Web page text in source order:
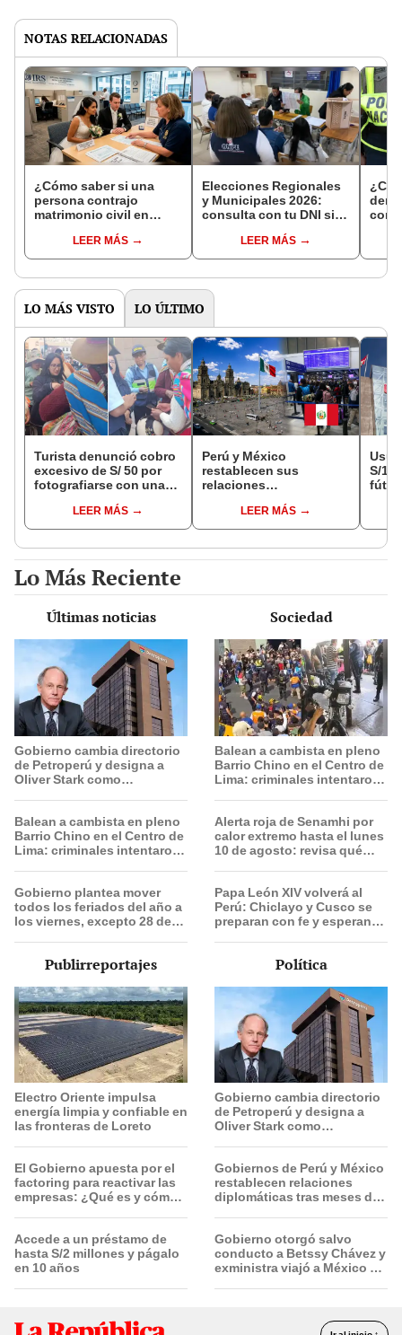
NOTAS RELACIONADAS
¿Cómo saber si una
persona contrajo
matrimonio civil en
LEER MÁS
Elecciones Regionales
y Municipales 2026:
consulta con tu DNI si
de mesa para este 4 de
octubre en el link oficial
LEER MÁS
con
LO MÁS VISTO LO ÚLTIMO
Turista denunció cobro
excesivo de S/ 50 por
fotografiarse con una
Serenazgo recuperó el
dinero
LEER MÁS
Perú y México
restablecen sus
relaciones
anulan los visados?
LEER MÁS
S/
Lo Más Reciente
Últimas noticias
Gobierno cambia directorio
de Petroperú y designa a
Oliver Stark como
Balean a cambista en pleno
Barrio Chino en el Centro de
Lima: criminales intentaron
Gobierno plantea mover
todos los feriados del año a
los viernes, excepto 28 de
Sociedad
Balean a cambista en pleno
Barrio Chino en el Centro de
Lima: criminales intentaron
Alerta roja de Senamhi por
calor extremo hasta el lunes
10 de agosto: revisa qué
Papa León XIV volverá al
Perú: Chiclayo y Cusco se
preparan con fe y esperanza
Publirreportajes
Electro Oriente impulsa
energía limpia y confiable en
las fronteras de Loreto
El Gobierno apuesta por el
factoring para reactivar las
empresas: ¿Qué es y cómo
Accede a un préstamo de
hasta S/2 millones y págalo
en 10 años
Política
Gobierno cambia directorio
de Petroperú y designa a
Oliver Stark como
Gobiernos de Perú y México
restablecen relaciones
diplomáticas tras meses de
Gobierno otorgó salvo
conducto a Betssy Chávez y
exministra viajó a México en